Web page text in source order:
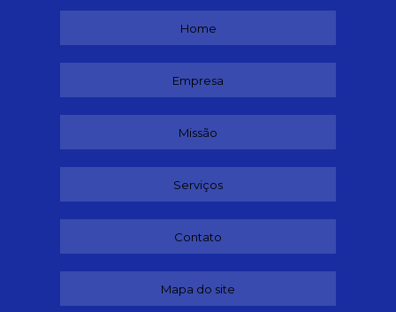
Home
Empresa
Missão
Serviços
Contato
Mapa do site